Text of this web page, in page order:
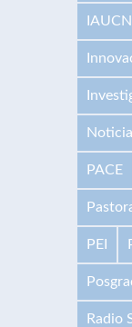
IAUCN
PACE
PEI
Radio